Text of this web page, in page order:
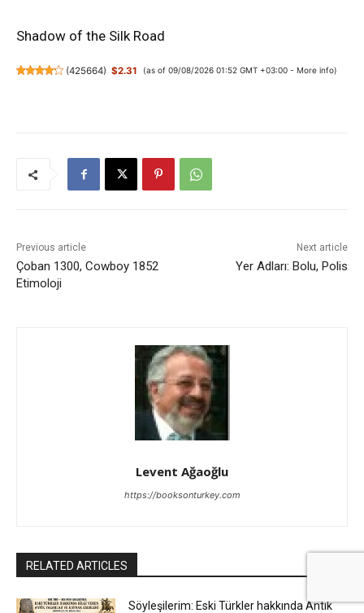
Shadow of the Silk Road
(425664) $2.31 (as of 09/08/2026 01:52 GMT +03:00 - More info)
Previous article
Çoban 1300, Cowboy 1852
Etimoloji
Next article
Yer Adları: Bolu, Polis
Levent Ağaoğlu
https://booksonturkey.com
RELATED ARTICLES
Söyleşilerim: Eski Türkler hakkında Antik